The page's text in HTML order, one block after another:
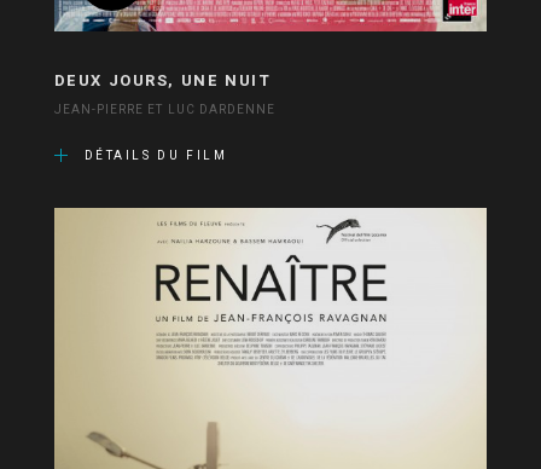
DEUX JOURS, UNE NUIT
JEAN-PIERRE ET LUC DARDENNE
DÉTAILS DU FILM